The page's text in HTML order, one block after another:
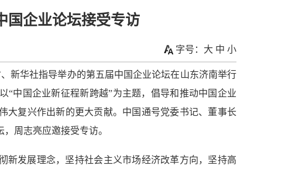
国企业论坛接受专访
字号： 大 中 小
新华社指导举办的第五届中国企业论坛在山东济南举行
“中国企业新征程新跨越”为主题，倡导和推动中国企业
大复兴作出新的更大贡献。中国通号党委书记、董事长
周志亮应邀接受专访。
新发展理念，坚持社会主义市场经济改革方向，坚持高